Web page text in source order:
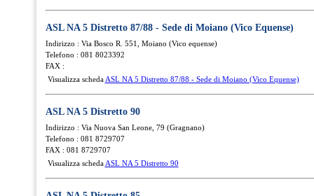
ASL NA 5 Distretto 87/88 - Sede di Moiano (Vico Equense)
Indirizzo : Via Bosco R. 551, Moiano (Vico equense)
Telefono : 081 8023392
FAX :
Visualizza scheda ASL NA 5 Distretto 87/88 - Sede di Moiano (Vico Equense)
ASL NA 5 Distretto 90
Indirizzo : Via Nuova San Leone, 79 (Gragnano)
Telefono : 081 8729707
FAX : 081 8729707
Visualizza scheda ASL NA 5 Distretto 90